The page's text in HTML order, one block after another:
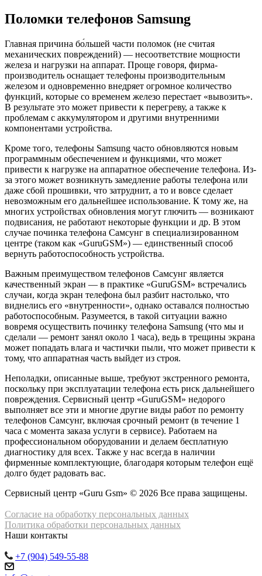
Поломки телефонов Samsung
Главная причина бо́льшей части поломок (не считая
механических повреждений) — несоответствие мощности
железа и нагрузки на аппарат. Проще говоря, фирма-
производитель оснащает телефоны производительным
железом и одновременно внедряет огромное количество
функций, которые со временем железо перестает «вывозить».
В результате это может привести к перегреву, а также к
проблемам с аккумулятором и другими внутренними
компонентами устройства.
Кроме того, телефоны Samsung часто обновляются новым
программным обеспечением и функциями, что может
привести к нагрузке на аппаратное обеспечение телефона. Из-
за этого может возникнуть замедление работы телефона или
даже сбой прошивки, что затруднит, а то и вовсе сделает
невозможным его дальнейшее использование. К тому же, на
многих устройствах обновления могут глючить — возникают
подвисания, не работают некоторые функции и др. В этом
случае починка телефона Самсунг в специализированном
центре (таком как «GuruGSM») — единственный способ
вернуть работоспособность устройства.
Важным преимуществом телефонов Самсунг является
качественный экран — в практике «GuruGSM» встречались
случаи, когда экран телефона был разбит настолько, что
виднелись его «внутренности», однако оставался полностью
работоспособным. Разумеется, в такой ситуации важно
вовремя осуществить починку телефона Samsung (что мы и
сделали — ремонт занял около 1 часа), ведь в трещины экрана
может попадать влага и частички пыли, что может привести к
тому, что аппаратная часть выйдет из строя.
Неполадки, описанные выше, требуют экстренного ремонта,
поскольку при эксплуатации телефона есть риск дальнейшего
повреждения. Сервисный центр «GuruGSM» недорого
выполняет все эти и многие другие виды работ по ремонту
телефонов Самсунг, включая срочный ремонт (в течение 1
часа с момента заказа услуги в сервисе). Работаем на
профессиональном оборудовании и делаем бесплатную
диагностику для всех. Также у нас всегда в наличии
фирменные комплектующие, благодаря которым телефон ещё
долго будет радовать вас.
Сервисный центр «Guru Gsm» © 2026 Все права защищены.
Согласие на обработку персональных данных
Политика обработки персональных данных
Наши контакты
+7 (904) 549-55-88